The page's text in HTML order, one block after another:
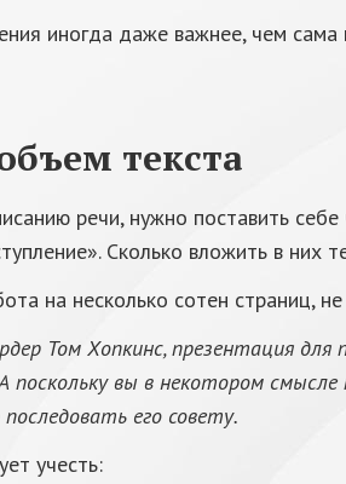
иногда даже важнее, чем
текста
речи, нужно поставить
Сколько вложить в них
на несколько сотен страниц,
Том Хопкинс, презентация
поскольку вы в некотором
его совету.
учесть: